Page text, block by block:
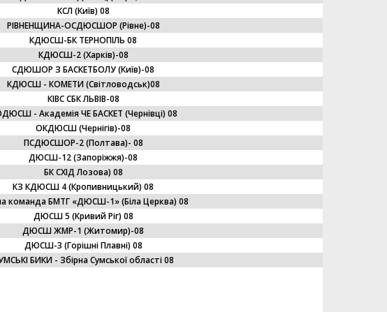
КСЛ (Київ) 08
РІВНЕНЩИНА-ОСДЮСШОР (Рівне)-08
КДЮСШ-БК ТЕРНОПІЛЬ 08
КДЮСШ-2 (Харків)-08
СДЮШОР З БАСКЕТБОЛУ (Київ)-08
КДЮСШ - КОМЕТИ (Світловодськ)08
КІВС СБК ЛЬВІВ-08
- Академія ЧЕ БАСКЕТ (Чернівці) 08
ОКДЮСШ (Чернігів)-08
ПСДЮСШОР-2 (Полтава)- 08
ДЮСШ-12 (Запоріжжя)-08
БК СХІД Лозова) 08
КЗ КДЮСШ 4 (Кропивницький) 08
команда БМТГ «ДЮСШ-1» (Біла Церква) 08
ДЮСШ 5 (Кривий Ріг) 08
ДЮСШ ЖМР-1 (Житомир)-08
ДЮСШ-3 (Горішні Плавні) 08
БИКИ - Збірна Сумської області 08